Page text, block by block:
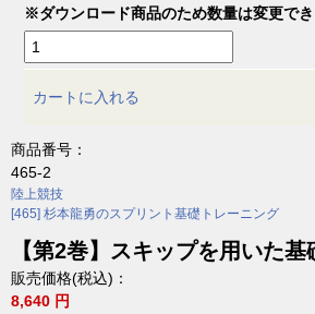
※ダウンロード商品のため数量は変更でき
カートに入れる
商品番号：
465-2
陸上競技
[465] 杉本龍勇のスプリント基礎トレーニング
【第2巻】スキップを用いた基
販売価格(税込)：
8,640 円